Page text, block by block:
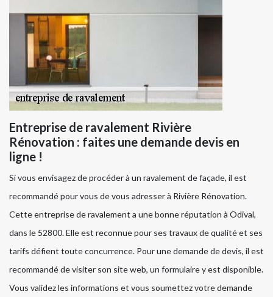
Entreprise de ravalement Rivière
Rénovation : faites une demande devis en
ligne !
Si vous envisagez de procéder à un ravalement de façade, il est
recommandé pour vous de vous adresser à Rivière Rénovation.
Cette entreprise de ravalement a une bonne réputation à Odival,
dans le 52800. Elle est reconnue pour ses travaux de qualité et ses
tarifs défient toute concurrence. Pour une demande de devis, il est
recommandé de visiter son site web, un formulaire y est disponible.
Vous validez les informations et vous soumettez votre demande